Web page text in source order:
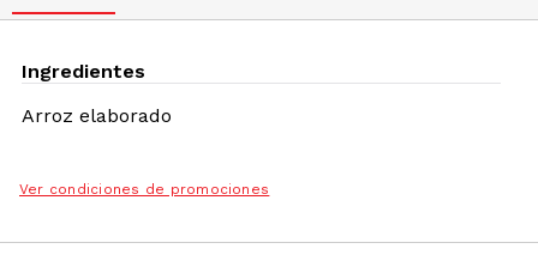
Ingredientes
Arroz elaborado
Ver condiciones de promociones